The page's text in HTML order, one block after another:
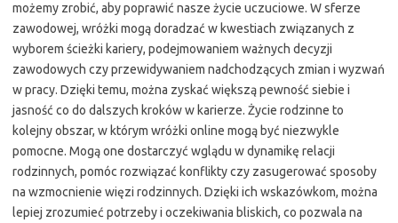
możemy zrobić, aby poprawić nasze życie uczuciowe. W sferze
zawodowej, wróżki mogą doradzać w kwestiach związanych z
wyborem ścieżki kariery, podejmowaniem ważnych decyzji
zawodowych czy przewidywaniem nadchodzących zmian i wyzwań
w pracy. Dzięki temu, można zyskać większą pewność siebie i
jasność co do dalszych kroków w karierze. Życie rodzinne to
kolejny obszar, w którym wróżki online mogą być niezwykle
pomocne. Mogą one dostarczyć wglądu w dynamikę relacji
rodzinnych, pomóc rozwiązać konflikty czy zasugerować sposoby
na wzmocnienie więzi rodzinnych. Dzięki ich wskazówkom, można
lepiej zrozumieć potrzeby i oczekiwania bliskich, co pozwala na